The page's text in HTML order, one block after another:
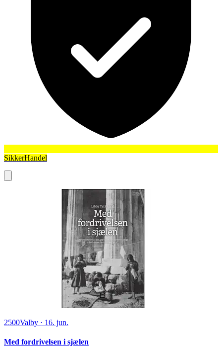
SikkerHandel
2500Valby · 16. jun.
Med fordrivelsen i sjælen